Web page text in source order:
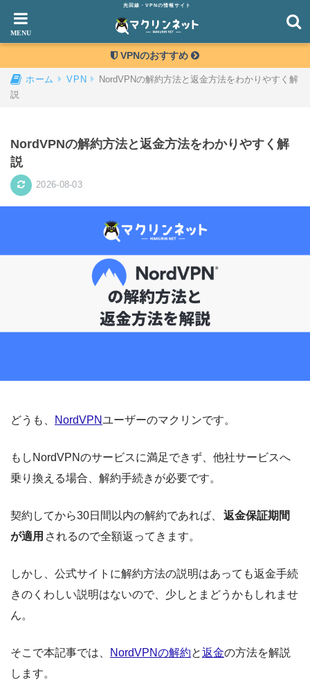
光回線・VPNの情報サイト
VPNのおすすめ
ホーム VPN
NordVPNの解約方法と返金方法をわかりやすく解
説
NordVPNの解約方法と返金方法をわかりやすく解
説
2026-08-03
どうも、 NordVPNユーザーのマクリンです。
もしNordVPNのサービスに満足できず、他社サービスへ
乗り換える場合、解約手続きが必要です。
契約してから30日間以内の解約であれば、
返金保証期間
が適用 されるので全額返ってきます。
しかし、公式サイトに解約方法の説明はあっても返金手続
きのくわしい説明はないので、少しとまどうかもしれませ
ん。
そこで本記事では、 NordVPNの解約と返金の方法を解説
します。